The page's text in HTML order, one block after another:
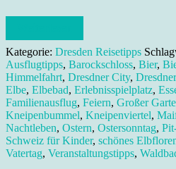
Kategorie: Dresden Reisetipps
Ausflugtipps, Barockschloss, Bier,
Himmelfahrt, Dresdner City,
Elbe, Elbebad, Erlebnisspielplatz,
Familienausflug, Feiern, Großer
Kneipenbummel, Kneipenviertel,
Nachtleben, Ostern, Ostersonntag,
Schweiz für Kinder, schönes
Vatertag, Veranstaltungstipps,